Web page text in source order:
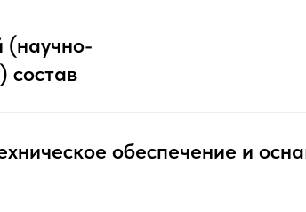
(научно-
состав
обеспечение и